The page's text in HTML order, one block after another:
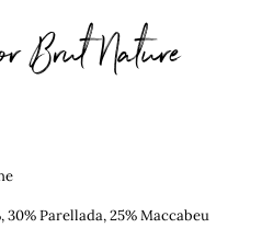
Brut Nature
30% Parellada, 25% Maccabeu